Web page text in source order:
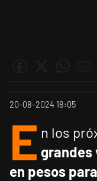
20-08-2024 18:05
E n los
grandes
en pesos